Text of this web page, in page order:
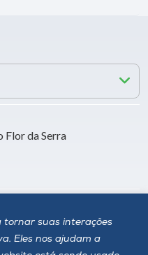
tornar suas interações
Eles nos ajudam a
Flor da Serra